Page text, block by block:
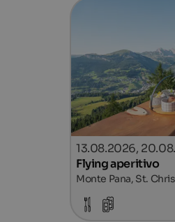
13.08.2026,
Flying aperitivo
Monte Pana, St.